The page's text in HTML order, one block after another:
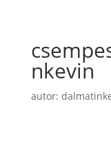
nkevin
autor: